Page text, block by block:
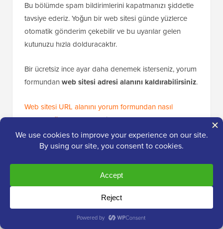
Bir ücretsiz ince ayar daha denemek isterseniz, yorum
formundanweb sitesi adresi alanını kaldırabilirsiniz
kaldıracağınızhakkındaki adım adım kılavuzumuz,
bunu yalnızca birkaç hızlı adımda nasıl yapacağınızı
4. WordPress İletişim Formu Spam'ini
Durdurma (En İyi Uygulamalar)
İletişim ve potansiyel müşteri formları, herhangi bir
WordPress sitesinin en çok saldırıya uğrayan kısımları
arasındadır. Bunu ilk elden biliyoruz çünkü bir
girişiyle mücadele etmek zorunda kaldık.